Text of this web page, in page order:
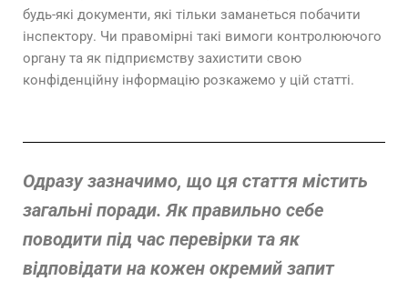
будь-які документи, які тільки заманеться побачити
інспектору. Чи правомірні такі вимоги контролюючого
органу та як підприємству захистити свою
конфіденційну інформацію розкажемо у цій статті.
Одразу зазначимо, що ця стаття містить
загальні поради. Як правильно себе
поводити під час перевірки та як
відповідати на кожен окремий запит